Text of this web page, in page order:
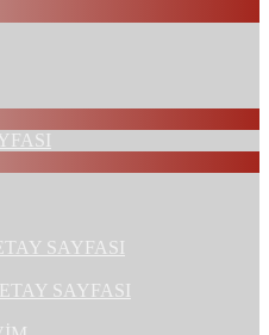
SAYFASI
SAYFASI